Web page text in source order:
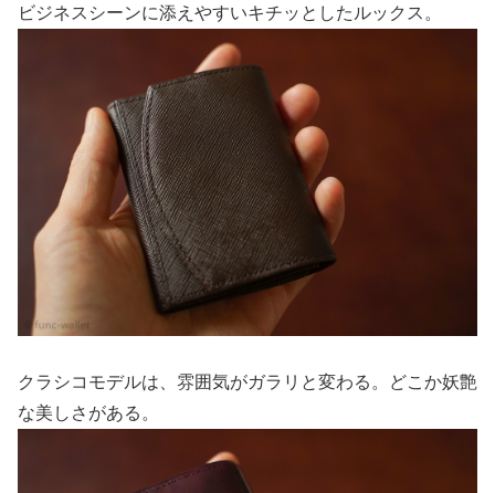
ビジネスシーンに添えやすいキチッとしたルックス。
クラシコモデルは、雰囲気がガラリと変わる。どこか妖艶
な美しさがある。